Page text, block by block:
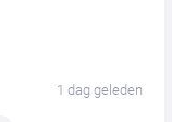
1 dag geleden